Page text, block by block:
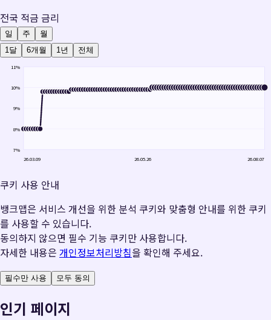
전국 적금 금리
일 주
월
1달
6개월 1년 전체
11%
10%
9%
8%
7%
26.03.09 26.05.26 26.08.07
쿠키 사용 안내
뱅크맵은 서비스 개선을 위한 분석 쿠키와 맞춤형 안내를 위한 쿠키
를 사용할 수 있습니다.
동의하지 않으면 필수 기능 쿠키만 사용합니다.
자세한 내용은 개인정보처리방침을 확인해 주세요.
필수만 사용 모두 동의
인기 페이지